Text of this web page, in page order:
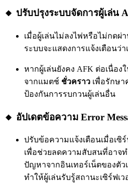
🔸 ปรับปรุงระบบจัดการผู้เล่น
เมื่อผู้เล่นไม่ลงไพ่หรือไม่กดผ่
ระบบจะแสดงการแจ้งเตือนว่า
หากผู้เล่นยังคง AFK ต่อเนื่อ
จากแมตช์ ชั่วคราว เพื่อรักษ
ป้องกันการรบกวนผู้เล่นอื่น
🔸 อัปเดตข้อความ Error
ปรับข้อความแจ้งเตือนเมื่อเซิ
เพื่อช่วยลดความสับสนที่อาจท
ปัญหาจากอินเทอร์เน็ตของตัว
ทำให้ผู้เล่นรับรู้สถานะเซิร์ฟเ